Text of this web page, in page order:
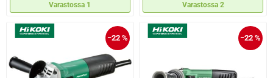
Varastossa 1 Varastossa 2
−22 % −22 %